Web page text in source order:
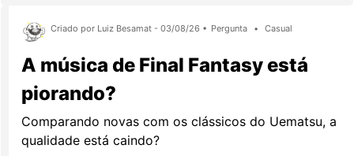
Criado por Luiz Besamat - 03/08/26 • Pergunta • Casual
A música de Final Fantasy está
piorando?
Comparando novas com os clássicos do Uematsu, a
qualidade está caindo?